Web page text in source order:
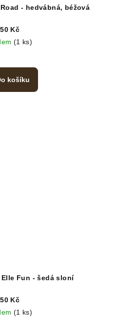
Silk Road - hedvábná, béžová
Kč
(1 ks)
košíku
Glazura BLS 907 Elle Fun - šedá sloní
Kč
(1 ks)